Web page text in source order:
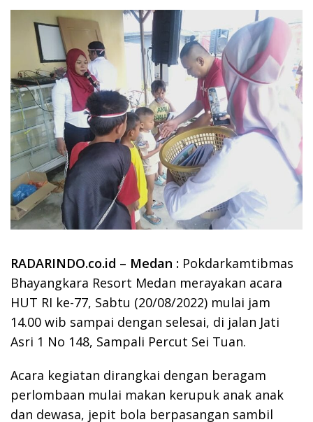
RADARINDO.co.id – Medan : Pokdarkamtibmas
Bhayangkara Resort Medan merayakan acara
HUT RI ke-77, Sabtu (20/08/2022) mulai jam
14.00 wib sampai dengan selesai, di jalan Jati
Asri 1 No 148, Sampali Percut Sei Tuan.
Acara kegiatan dirangkai dengan beragam
perlombaan mulai makan kerupuk anak anak
dan dewasa, jepit bola berpasangan sambil